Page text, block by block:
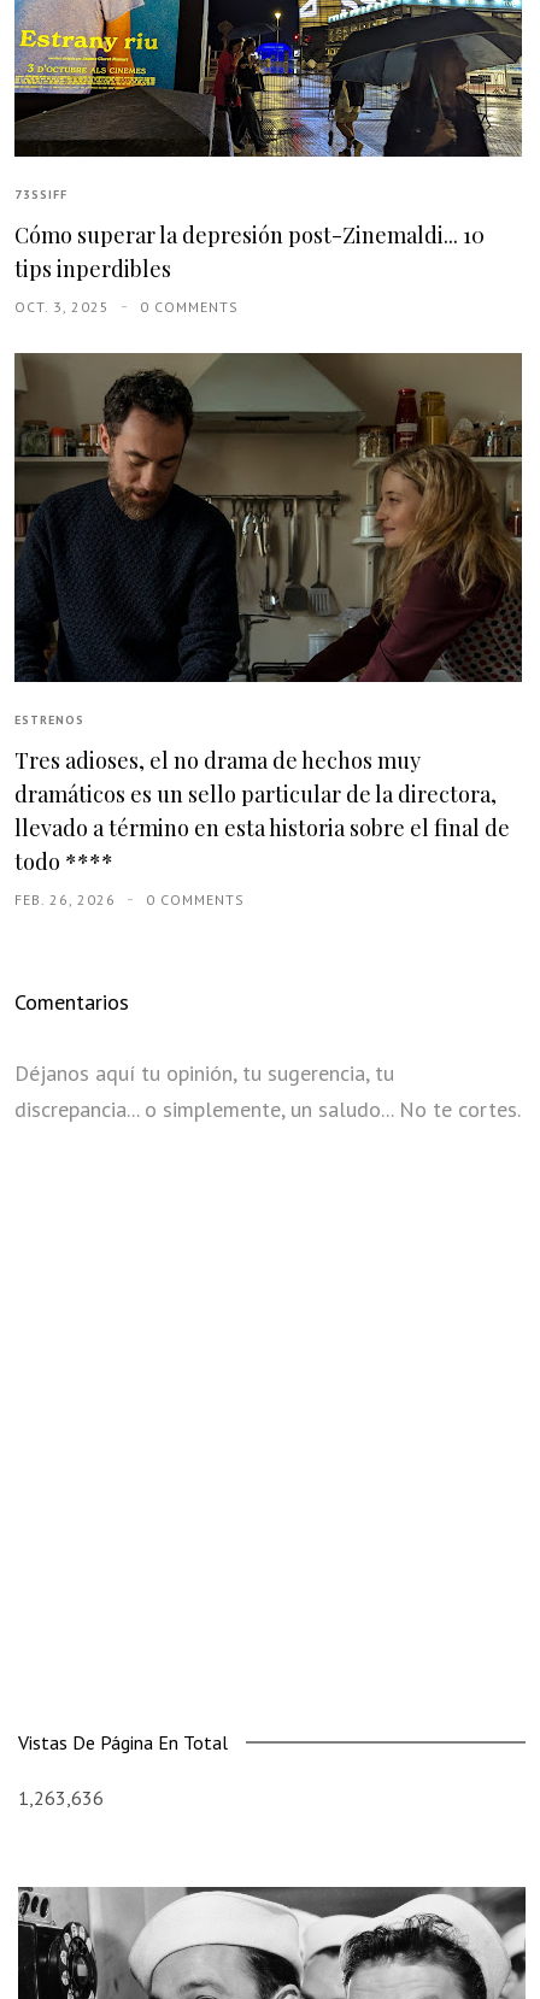
73SSIFF
Cómo superar la depresión post-Zinemaldi... 10
tips inperdibles
OCT. 3, 2025 0 COMMENTS
ESTRENOS
Tres adioses, el no drama de hechos muy
dramáticos es un sello particular de la directora,
llevado a término en esta historia sobre el final de
todo ****
FEB. 26, 2026 0 COMMENTS
Comentarios
Déjanos aquí tu opinión, tu sugerencia, tu
discrepancia... o simplemente, un saludo... No te cortes.
Vistas De Página En Total
1,263,636